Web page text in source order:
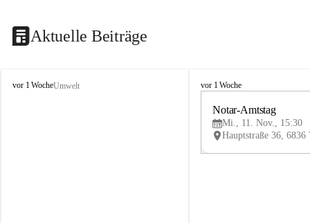
Aktuelle Beiträge
V
vor 1 WocheUmwelt
V
vor 1 Woche
Notar-Amtstag
Mi., 11. Nov., 15:30